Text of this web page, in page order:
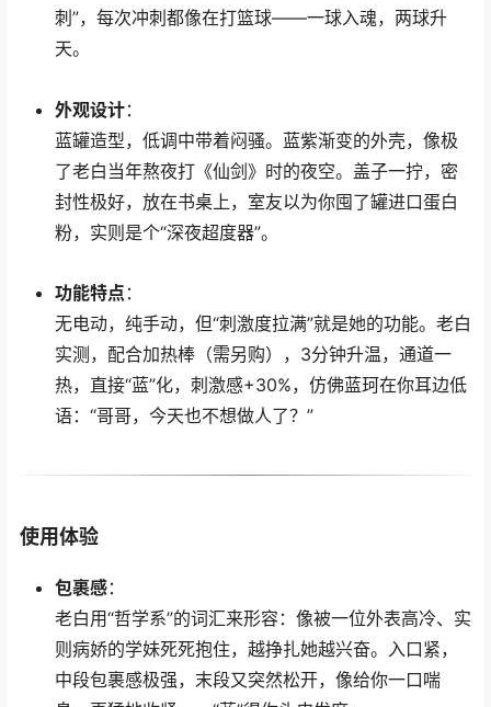
刺”，每次冲刺都像在打篮球——一球入魂，两球升
天。
外观设计：
蓝罐造型，低调中带着闷骚。蓝紫渐变的外壳，像极
了老白当年熬夜打《仙剑》时的夜空。盖子一拧，密
封性极好，放在书桌上，室友以为你囤了罐进口蛋白
粉，实则是个“深夜超度器”。
功能特点 ：
无电动，纯手动，但“刺激度拉满”就是她的功能。老白
实测，配合加热棒（需另购），3分钟升温，通道一
热，直接“蓝”化，刺激感+30%，仿佛蓝珂在你耳边低
语：“哥哥，今天也不想做人了？”
使用体验
包裹感：
老白用“哲学系”的词汇来形容：像被一位外表高冷、实
则病娇的学妹死死抱住，越挣扎她越兴奋。入口紧，
中段包裹感极强，末段又突然松开，像给你一口喘